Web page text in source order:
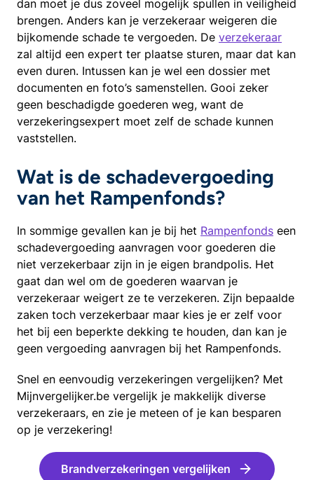
dan moet je dus zoveel mogelijk spullen in veiligheid
brengen. Anders kan je verzekeraar weigeren die
bijkomende schade te vergoeden. De verzekeraar
zal altijd een expert ter plaatse sturen, maar dat kan
even duren. Intussen kan je wel een dossier met
documenten en foto’s samenstellen. Gooi zeker
geen beschadigde goederen weg, want de
verzekeringsexpert moet zelf de schade kunnen
vaststellen.
Wat is de schadevergoeding
van het Rampenfonds?
In sommige gevallen kan je bij het Rampenfonds een
schadevergoeding aanvragen voor goederen die
niet verzekerbaar zijn in je eigen brandpolis. Het
gaat dan wel om de goederen waarvan je
verzekeraar weigert ze te verzekeren. Zijn bepaalde
zaken toch verzekerbaar maar kies je er zelf voor
het bij een beperkte dekking te houden, dan kan je
geen vergoeding aanvragen bij het Rampenfonds.
Snel en eenvoudig verzekeringen vergelijken? Met
Mijnvergelijker.be vergelijk je makkelijk diverse
verzekeraars, en zie je meteen of je kan besparen
op je verzekering!
Brandverzekeringen vergelijken